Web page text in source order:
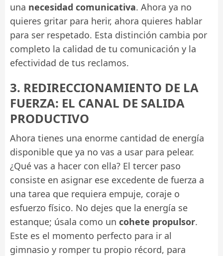
una necesidad comunicativa. Ahora ya no
quieres gritar para herir, ahora quieres hablar
para ser respetado. Esta distinción cambia por
completo la calidad de tu comunicación y la
efectividad de tus reclamos.
3. REDIRECCIONAMIENTO DE LA
FUERZA: EL CANAL DE SALIDA
PRODUCTIVO
Ahora tienes una enorme cantidad de energía
disponible que ya no vas a usar para pelear.
¿Qué vas a hacer con ella? El tercer paso
consiste en asignar ese excedente de fuerza a
una tarea que requiera empuje, coraje o
esfuerzo físico. No dejes que la energía se
estanque; úsala como un cohete propulsor.
Este es el momento perfecto para ir al
gimnasio y romper tu propio récord, para